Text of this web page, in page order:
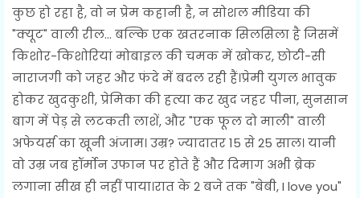
कुछ हो रहा है, वो न प्रेम कहानी है, न सोशल मीडिया की
"क्यूट" वाली रील… बल्कि एक खतरनाक सिलसिला है जिसमें
किशोर-किशोरियां मोबाइल की चमक में खोकर, छोटी-सी
नाराजगी को जहर और फंदे में बदल रही हैं।प्रेमी युगल भावुक
होकर खुदकुशी, प्रेमिका की हत्या कर खुद जहर पीना, सुनसान
बाग में पेड़ से लटकती लाशें, और "एक फूल दो माली" वाली
अफेयर्स का खूनी अंजाम। उम्र? ज्यादातर 15 से 25 साल। यानी
वो उम्र जब हॉर्मोन उफान पर होते हैं और दिमाग अभी ब्रेक
लगाना सीख ही नहीं पाया।रात के 2 बजे तक "बेबी, I love you"